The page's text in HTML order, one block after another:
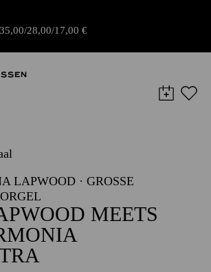
35,00 28,00 17,00 €
LAPWOOD · GROSSE O
MEETS